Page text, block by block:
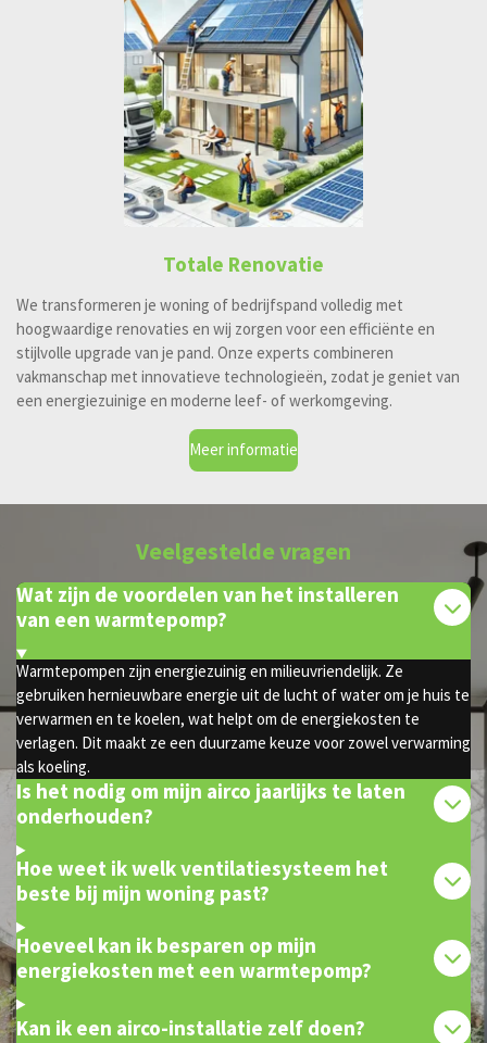
Totale Renovatie
We transformeren je woning of bedrijfspand volledig met
hoogwaardige renovaties en wij zorgen voor een efficiënte en
stijlvolle upgrade van je pand. Onze experts combineren
vakmanschap met innovatieve technologieën, zodat je geniet van
een energiezuinige en moderne leef- of werkomgeving.
Meer informatie
Veelgestelde vragen
Wat zijn de voordelen van het installeren
van een warmtepomp?
Warmtepompen zijn energiezuinig en milieuvriendelijk. Ze
gebruiken hernieuwbare energie uit de lucht of water om je huis te
verwarmen en te koelen, wat helpt om de energiekosten te
verlagen. Dit maakt ze een duurzame keuze voor zowel verwarming
als koeling.
Is het nodig om mijn airco jaarlijks te laten
onderhouden?
Hoe weet ik welk ventilatiesysteem het
beste bij mijn woning past?
Hoeveel kan ik besparen op mijn
energiekosten met een warmtepomp?
Kan ik een airco-installatie zelf doen?